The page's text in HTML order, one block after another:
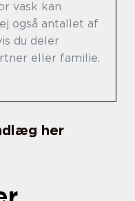
vask kan
også antallet af
du deler
eller familie.
her